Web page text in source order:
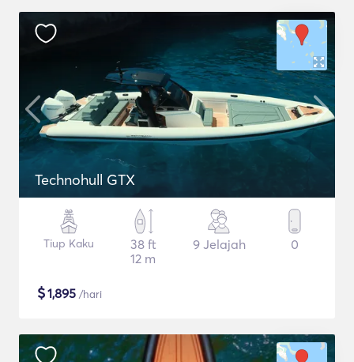
Technohull GTX
Tiup Kaku
38 ft
12 m
9 Jelajah 0
$1,895 /hari